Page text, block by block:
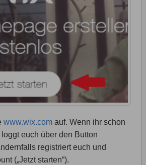
www.wix.com auf. Wenn ihr schon
euch über den Button
registriert euch und
(„Jetzt starten“).